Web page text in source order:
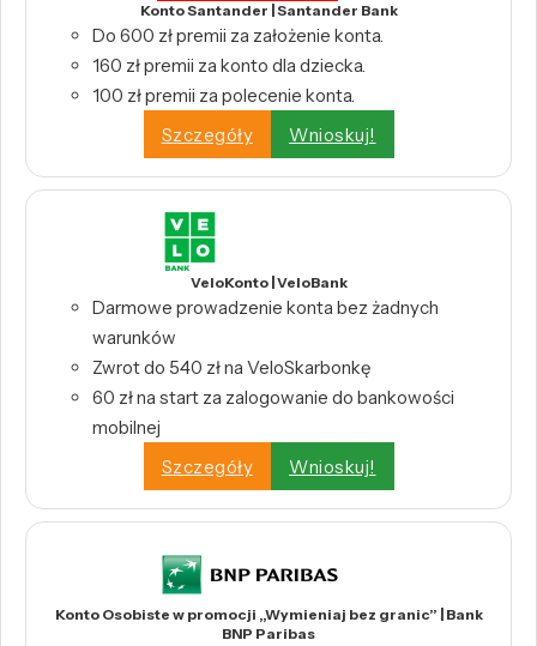
Konto Santander | Santander Bank
Do 600 zł premii za założenie konta.
160 zł premii za konto dla dziecka.
100 zł premii za polecenie konta.
Szczegóły
Wnioskuj!
VeloKonto | VeloBank
Darmowe prowadzenie konta bez żadnych
warunków
Zwrot do 540 zł na VeloSkarbonkę
60 zł na start za zalogowanie do bankowości
mobilnej
Szczegóły
Wnioskuj!
Konto Osobiste w promocji „Wymieniaj bez granic” | Bank
BNP Paribas